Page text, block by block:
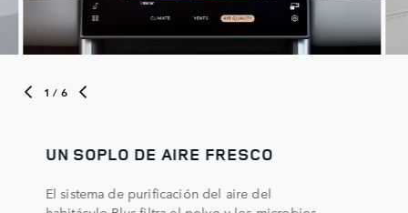
1 / 6
UN SOPLO DE AIRE FRESCO
El sistema de purificación del aire del